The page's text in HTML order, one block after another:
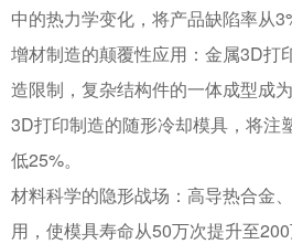
中的热力学变化，将产品缺陷率从
增材制造的颠覆性应用 ：金属3D打
造限制，复杂结构件的一体成型成
3D打印制造的随形冷却模具，将注
低25%。
材料科学的隐形战场 ：高导热合金
用，使模具寿命从50万次提升至